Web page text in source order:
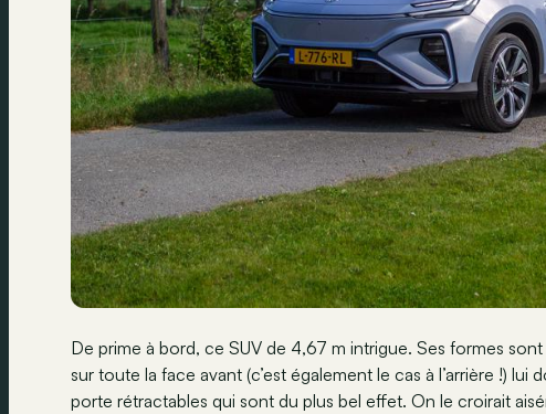
De prime à bord, ce SUV de 4,67 m intrigue. Ses formes
sur toute la face avant (c’est également le cas à l’arrière !)
porte rétractables qui sont du plus bel effet. On le croirait